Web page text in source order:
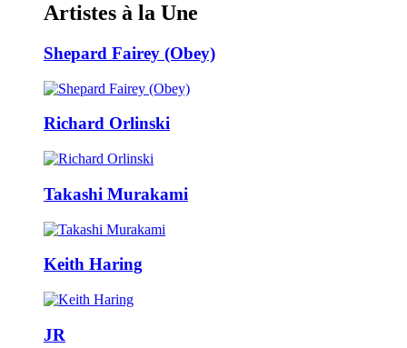
Artistes à la Une
Shepard Fairey (Obey)
Richard Orlinski
Takashi Murakami
Keith Haring
JR